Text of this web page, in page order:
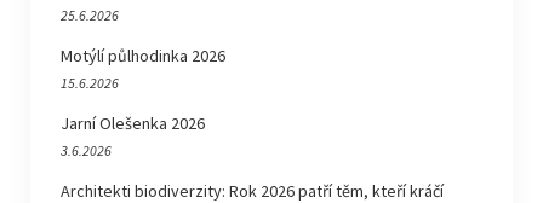
25.6.2026
Motýlí půlhodinka 2026
15.6.2026
Jarní Olešenka 2026
3.6.2026
Architekti biodiverzity: Rok 2026 patří těm, kteří kráčí